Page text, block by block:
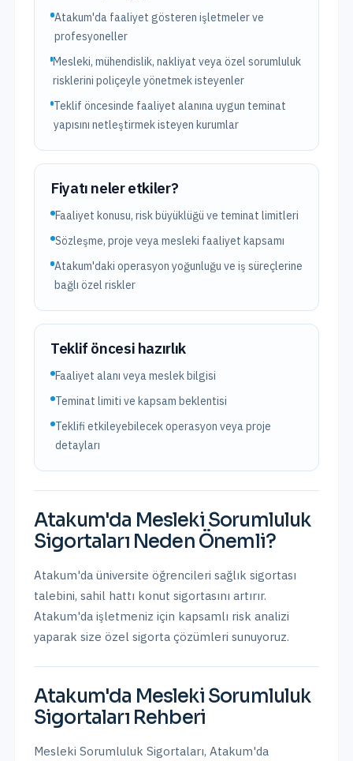
Atakum'da faaliyet gösteren işletmeler ve
profesyoneller
Mesleki, mühendislik, nakliyat veya özel sorumluluk
risklerini poliçeyle yönetmek isteyenler
Teklif öncesinde faaliyet alanına uygun teminat
yapısını netleştirmek isteyen kurumlar
Fiyatı neler etkiler?
Faaliyet konusu, risk büyüklüğü ve teminat limitleri
Sözleşme, proje veya mesleki faaliyet kapsamı
Atakum'daki operasyon yoğunluğu ve iş süreçlerine
bağlı özel riskler
Teklif öncesi hazırlık
Faaliyet alanı veya meslek bilgisi
Teminat limiti ve kapsam beklentisi
Teklifi etkileyebilecek operasyon veya proje
detayları
Atakum'da Mesleki Sorumluluk
Sigortaları Neden Önemli?
Atakum'da üniversite öğrencileri sağlık sigortası
talebini, sahil hattı konut sigortasını artırır.
Atakum'da işletmeniz için kapsamlı risk analizi
yaparak size özel sigorta çözümleri sunuyoruz.
Atakum'da Mesleki Sorumluluk
Sigortaları Rehberi
Mesleki Sorumluluk Sigortaları, Atakum'da